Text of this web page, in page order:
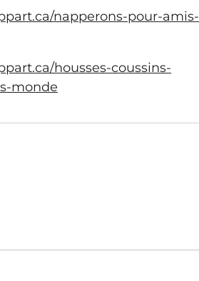
napperons-pour-amis-
housses-coussins-
monde